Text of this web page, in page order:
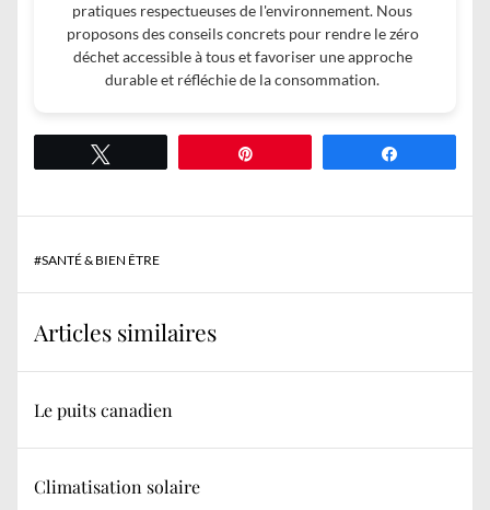
pratiques respectueuses de l'environnement. Nous
proposons des conseils concrets pour rendre le zéro
déchet accessible à tous et favoriser une approche
durable et réfléchie de la consommation.
#SANTÉ & BIEN ÊTRE
Articles similaires
Le puits canadien
Climatisation solaire